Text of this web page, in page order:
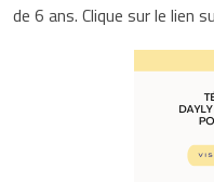
de 6 ans. Clique sur le lien